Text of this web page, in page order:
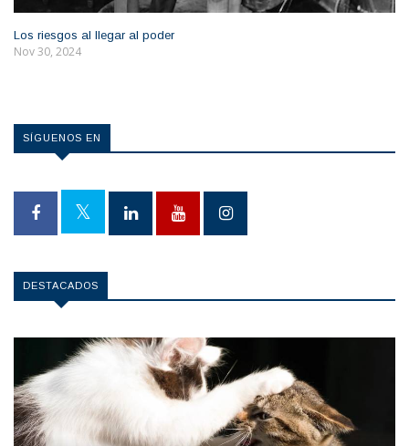
Los riesgos al llegar al poder
Nov 30, 2024
SÍGUENOS EN
DESTACADOS